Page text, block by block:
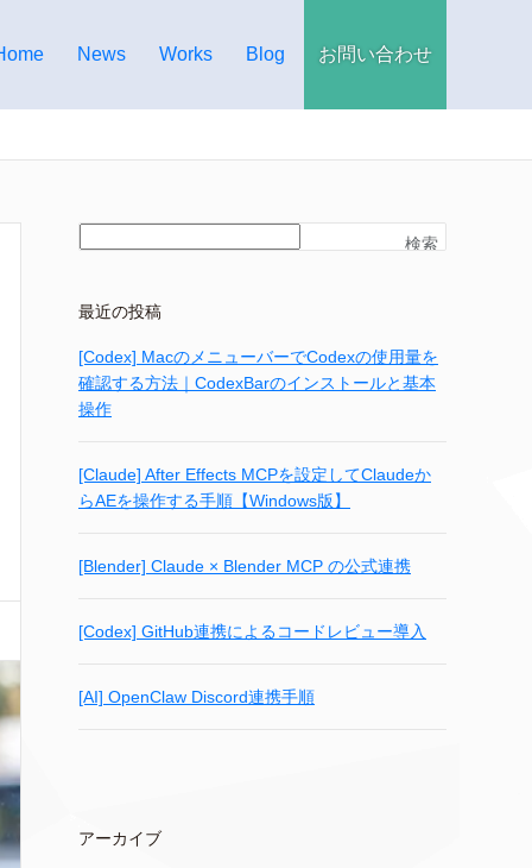
News Works Blog お問い合わせ
検索
最近の投稿
[Codex] MacのメニューバーでCodexの使用量を
確認する方法｜CodexBarのインストールと基本
操作
[Claude] After Effects MCPを設定してClaudeか
らAEを操作する手順【Windows版】
[Blender] Claude × Blender MCP の公式連携
[Codex] GitHub連携によるコードレビュー導入
[AI] OpenClaw Discord連携手順
アーカイブ